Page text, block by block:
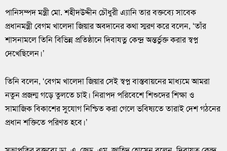
পানিসম্পদ মন্ত্রী মো. শহীদউদ্দীন চৌধুরী এ্যানি তার বক্তব্যে সাবেক
প্রধানমন্ত্রী বেগম খালেদা জিয়ার অবদানের কথা স্মরণ করে বলেন, ‘তাঁর
শাসনামলে তিনি বিভিন্ন প্রতিষ্ঠানে দিবাযত্ন কেন্দ্র অন্তর্ভুক্ত করার স্বপ্ন
দেখেছিলেন।’
তিনি বলেন, ‘বেগম খালেদা জিয়ার সেই স্বপ্ন বাস্তবায়নের মাধ্যমে আমরা
নতুন প্রজন্ম গড়ে তুলতে চাই। নিরাপদ পরিবেশে শিশুদের শিক্ষা ও
সামাজিক বিকাশের সুযোগ নিশ্চিত করা গেলে ভবিষ্যতে তারাই দেশ গঠনের
প্রধান শক্তিতে পরিণত হবে।’